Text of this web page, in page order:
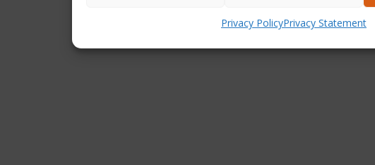
Privacy PolicyPrivacy Statement